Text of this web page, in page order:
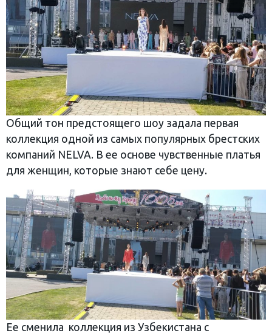
Общий тон предстоящего шоу задала первая
коллекция одной из самых популярных брестских
компаний NELVA. В ее основе чувственные платья
для женщин, которые знают себе цену.
Ее сменила коллекция из Узбекистана с